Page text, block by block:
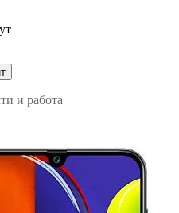
и работа